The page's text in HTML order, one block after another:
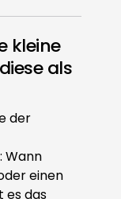
kleine
als
der
Wann
einen